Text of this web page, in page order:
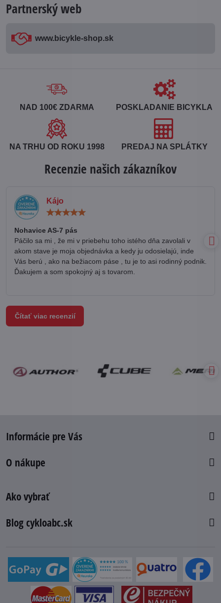
Partnerský web
www​.bicykle-shop​.sk
NAD 100€ ZDARMA POSKLADANIE BICYKLA
NA TRHU OD ROKU 1998 PREDAJ NA SPLÁTKY
Recenzie našich zákazníkov
Kájo
Nohavice AS-7 pás
Páčilo sa mi , že mi v priebehu toho istého dňa zavolali v
akom stave je moja objednávka a kedy ju odosielajú, inde
Vás berú , ako na bežiacom páse , tu je to asi rodinný podnik.
Ďakujem a som spokojný aj s tovarom.
Čítať viac recenzií
Informácie pre Vás
O nákupe
Ako vybrať
Blog cykloabc.sk